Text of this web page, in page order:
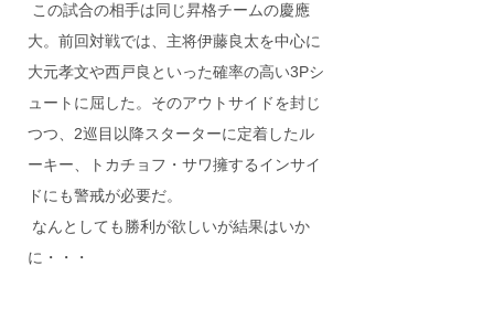
この試合の相手は同じ昇格チームの慶應
大。前回対戦では、主将伊藤良太を中心に
大元孝文や西戸良といった確率の高い3Pシ
ュートに屈した。そのアウトサイドを封じ
つつ、2巡目以降スターターに定着したル
ーキー、トカチョフ・サワ擁するインサイ
ドにも警戒が必要だ。
なんとしても勝利が欲しいが結果はいか
に・・・